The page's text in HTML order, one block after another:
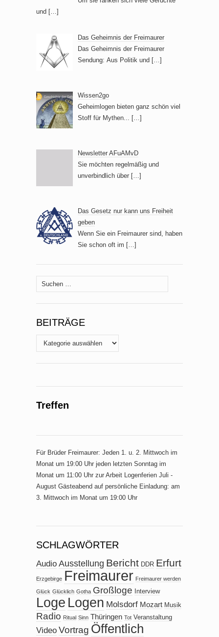
und […]
Das Geheimnis der Freimaurer
Das Geheimnis der Freimaurer
Sendung: Aus Politik und […]
Wissen2go
Geheimlogen bieten ganz schön viel
Stoff für Mythen...
[…]
Newsletter AFuAMvD
Sie möchten regelmäßig und
unverbindlich über […]
Das Gesetz nur kann uns Freiheit
geben
Wenn Sie ein Freimaurer sind, haben
Sie schon oft im […]
Suche
nach:
BEITRÄGE
Beiträge
Treffen
Für Brüder Freimaurer: Jeden 1. u. 2. Mittwoch im
Monat um 19:00 Uhr jeden letzten Sonntag im
Monat um 11:00 Uhr zur Arbeit Logenferien Juli -
August Gästeabend auf persönliche Einladung: am
3. Mittwoch im Monat um 19:00 Uhr
SCHLAGWÖRTER
Audio Ausstellung Bericht DDR Erfurt
Erzgebirge Freimaurer Freimaurer werden
Glück Glücklich Gotha Großloge Interview
Loge Logen Molsdorf Mozart Musik
Radio Ritual Sinn Thüringen Tot Veranstaltung
Video Vortrag Öffentlich